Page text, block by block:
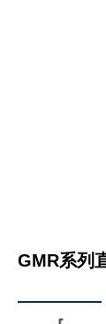
GMR系列